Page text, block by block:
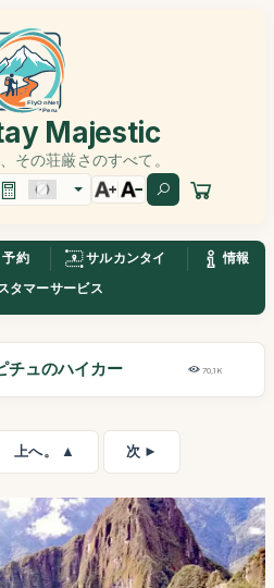
Majestic
その荘厳さのすべて。
予約 サルカンタイ
情報
タマーサービス
チュのハイカー 70,1K
上へ。 ▲ 次 ►